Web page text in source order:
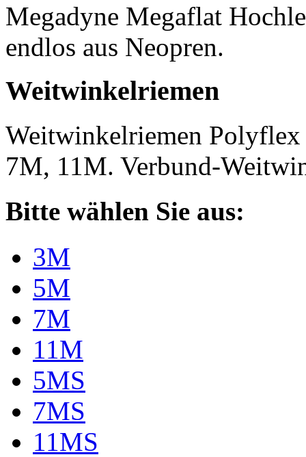
Megadyne Megaflat
endlos aus Neopren.
Weitwinkelriemen
Weitwinkelriemen
7M, 11M. Verbund-
Bitte wählen Sie aus:
3M
5M
7M
11M
5MS
7MS
11MS